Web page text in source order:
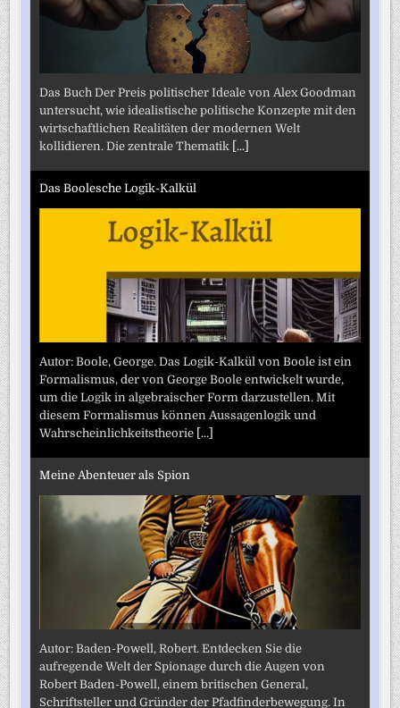
Das Buch Der Preis politischer Ideale von Alex Goodman
untersucht, wie idealistische politische Konzepte mit den
wirtschaftlichen Realitäten der modernen Welt
kollidieren. Die zentrale Thematik [...]
Das Boolesche Logik-Kalkül
Autor: Boole, George. Das Logik-Kalkül von Boole ist ein
Formalismus, der von George Boole entwickelt wurde,
um die Logik in algebraischer Form darzustellen. Mit
diesem Formalismus können Aussagenlogik und
Wahrscheinlichkeitstheorie [...]
Meine Abenteuer als Spion
Autor: Baden-Powell, Robert. Entdecken Sie die
aufregende Welt der Spionage durch die Augen von
Robert Baden-Powell, einem britischen General,
Schriftsteller und Gründer der Pfadfinderbewegung. In